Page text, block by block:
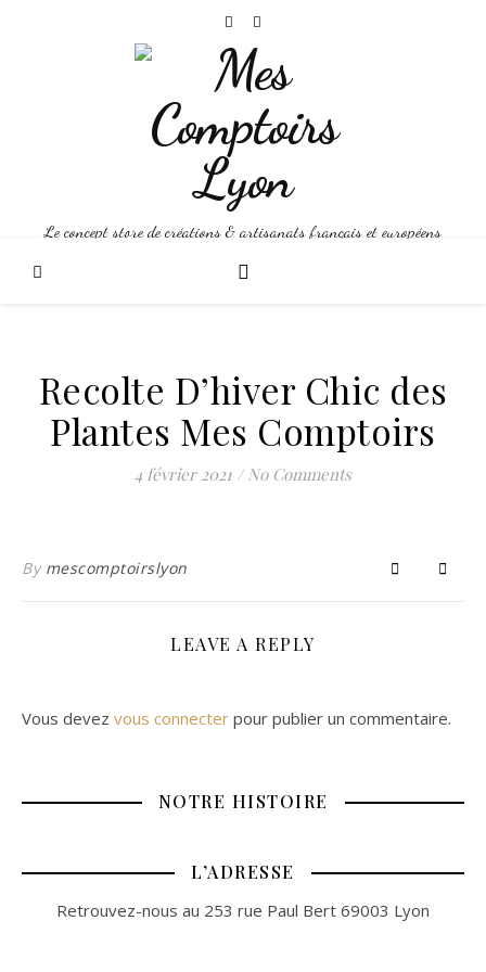
Le concept store de créations & artisanats français et européens
Recolte D’hiver Chic des
Plantes Mes Comptoirs
4 février 2021 / No Comments
By mescomptoirslyon
LEAVE A REPLY
Vous devez vous connecter pour publier un commentaire.
NOTRE HISTOIRE
L’ADRESSE
Retrouvez-nous au 253 rue Paul Bert 69003 Lyon